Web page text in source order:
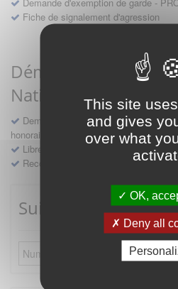
This site
and gives
over what
OK,
Deny all
Fiche de signalement d'agression
Démarches destinées
National
Demande d'avis en hospitalité, en
honoraires et des demandes diverses
Libre prestation de services
Recours
Suivre mes